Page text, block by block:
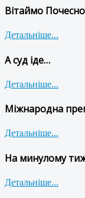
Вітаймо
Детальніше...
А суд іде…
Детальніше...
Міжнародна
Детальніше...
На минулому
Детальніше...